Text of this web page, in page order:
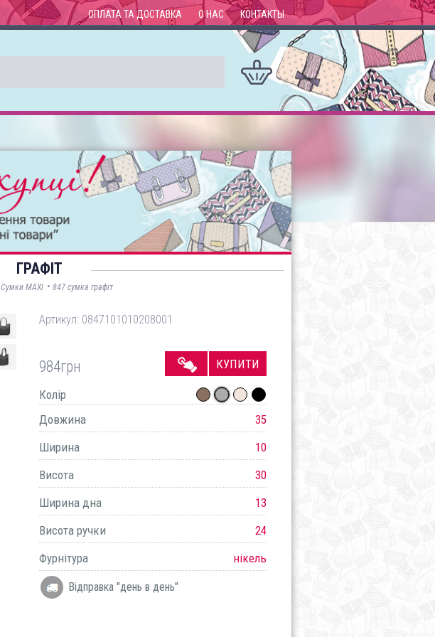
ОПЛАТА ТА ДОСТАВКА О НАС КОНТАКТЫ
ГРАФІТ
Сумки MAXI • 847 сумка графіт
Артикул: 0847101010208001
984грн КУПИТИ
Колір
Довжина
35
Ширина
10
Висота
30
Ширина дна
13
Висота ручки
24
Фурнітура
нікель
Відправка "день в день"